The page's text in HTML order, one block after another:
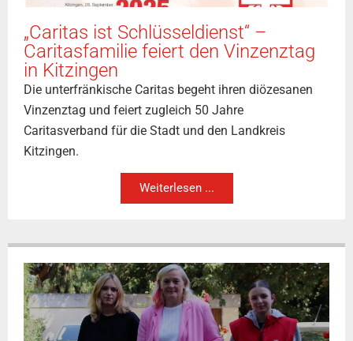
„Caritas ist Schlüsseldienst“ –
Caritasfamilie feiert den Vinzenztag
in Kitzingen
Die unterfränkische Caritas begeht ihren diözesanen
Vinzenztag und feiert zugleich 50 Jahre
Caritasverband für die Stadt und den Landkreis
Kitzingen.
Weiterlesen ...